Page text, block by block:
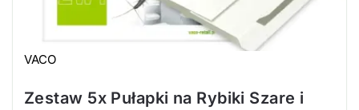
VACO
Zestaw 5x Pułapki na Rybiki Szare i